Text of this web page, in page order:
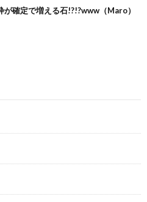
が確定で増える石!?!?www（Maro）